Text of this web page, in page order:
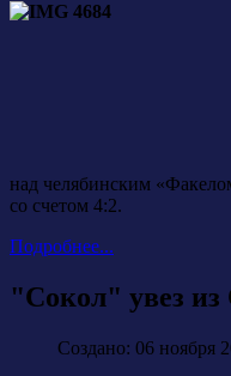
над челябинским
со счетом 4:2.
Подробнее...
"Сокол" увез из
Создано: 06 ноября